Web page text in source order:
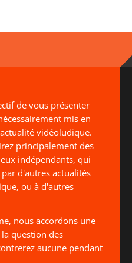
de vous présenter
mis en
vidéoludique.
principalement des
indépendants, qui
d'autres actualités
ou à d'autres
nous accordons une
question des
aucune pendant